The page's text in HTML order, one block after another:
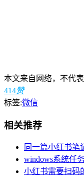
本文来自网络，不代
414赞
标签:微信
相关推荐
同一篇小红书笔
windows系统任
小红书需要扫码